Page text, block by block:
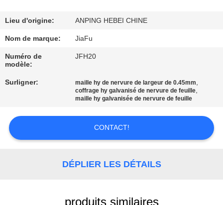
CONTRÔLE
DE
QUALITÉ
CONTACTEZ-
NOUS
Lieu d'origine: ANPING HEBEI CHINE
Nom de marque: JiaFu
Numéro de
modèle:
JFH20
Surligner: maille hy de nervure de largeur de 0.45mm,
coffrage hy galvanisé de nervure de feuille,
maille hy galvanisée de nervure de feuille
CONTACT!
DÉPLIER LES DÉTAILS
produits similaires